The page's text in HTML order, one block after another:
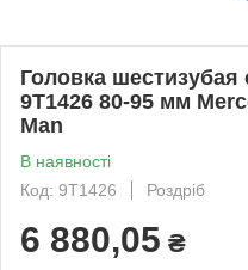
Головка шестизубая
9T1426 80-95 мм
Man
В наявності
Код: 9T1426
Роздріб
6 880,05 ₴